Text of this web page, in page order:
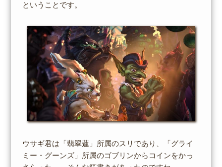
ということです。
ウサギ君は「翡翠蓮」所属のスリであり、「グライ
ミー・グーンズ」所属のゴブリンからコインをかっ